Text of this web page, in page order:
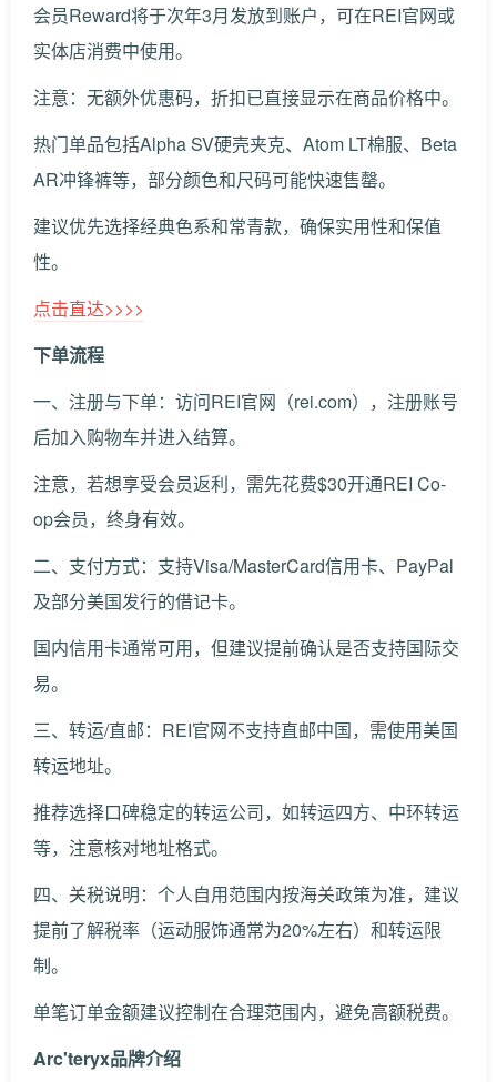
会员Reward将于次年3月发放到账户，可在REI官网或
实体店消费中使用。
注意：无额外优惠码，折扣已直接显示在商品价格中。
热门单品包括Alpha SV硬壳夹克、Atom LT棉服、Beta
AR冲锋裤等，部分颜色和尺码可能快速售罄。
建议优先选择经典色系和常青款，确保实用性和保值
性。
点击直达>>>>
下单流程
一、注册与下单：访问REI官网（rei.com），注册账号
后加入购物车并进入结算。
注意，若想享受会员返利，需先花费$30开通REI Co-
op会员，终身有效。
二、支付方式：支持Visa/MasterCard信用卡、PayPal
及部分美国发行的借记卡。
国内信用卡通常可用，但建议提前确认是否支持国际交
易。
三、转运/直邮：REI官网不支持直邮中国，需使用美国
转运地址。
推荐选择口碑稳定的转运公司，如转运四方、中环转运
等，注意核对地址格式。
四、关税说明：个人自用范围内按海关政策为准，建议
提前了解税率（运动服饰通常为20%左右）和转运限
制。
单笔订单金额建议控制在合理范围内，避免高额税费。
Arc'teryx品牌介绍